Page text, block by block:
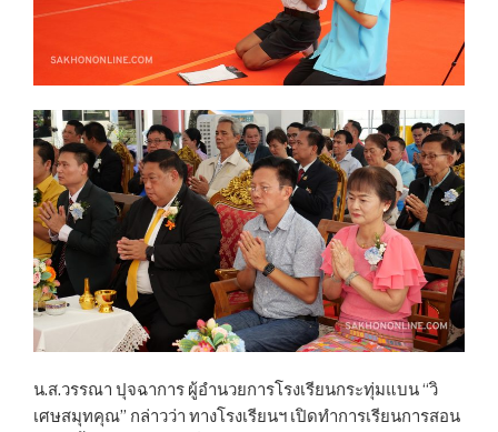
น.ส.วรรณา ปุจฉาการ ผู้อำนวยการโรงเรียนกระทุ่มแบน “วิ
เศษสมุทคุณ” กล่าวว่า ทางโรงเรียนฯ เปิดทำการเรียนการสอน